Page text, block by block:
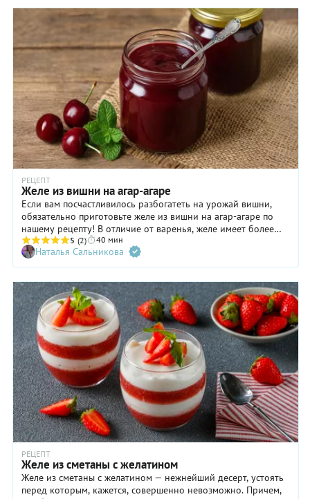
РЕЦЕПТ
Желе из вишни на агар-агаре
Если вам посчастливилось разбогатеть на урожай вишни,
обязательно приготовьте желе из вишни на агар-агаре по
нашему рецепту! В отличие от варенья, желе имеет более
плотную и однородную консистенцию и идеально подходит
для начинки десертов, блинчиков и пирожков. Рецепт с
использованием агар-агара особенно актуален для
вегетарианцев: агар-агар — продукт растительного
происхождения. По принципу, описанному ниже, готовить
желе можно как из свежей, так и замороженной вишни.
Главное — соблюдайте пропорции рецепта и строго следуйте
каждому его шагу.
5 (2) 40 мин
Наталья Сальникова
РЕЦЕПТ
Желе из сметаны с желатином
Желе из сметаны с желатином — нежнейший десерт, устоять
перед которым, кажется, совершенно невозможно. Причем,